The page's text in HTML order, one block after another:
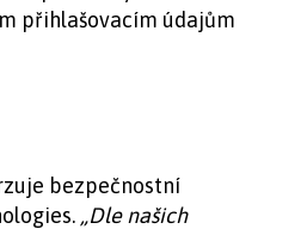
přihlašovacím údajům
bezpečnostní
„Dle našich